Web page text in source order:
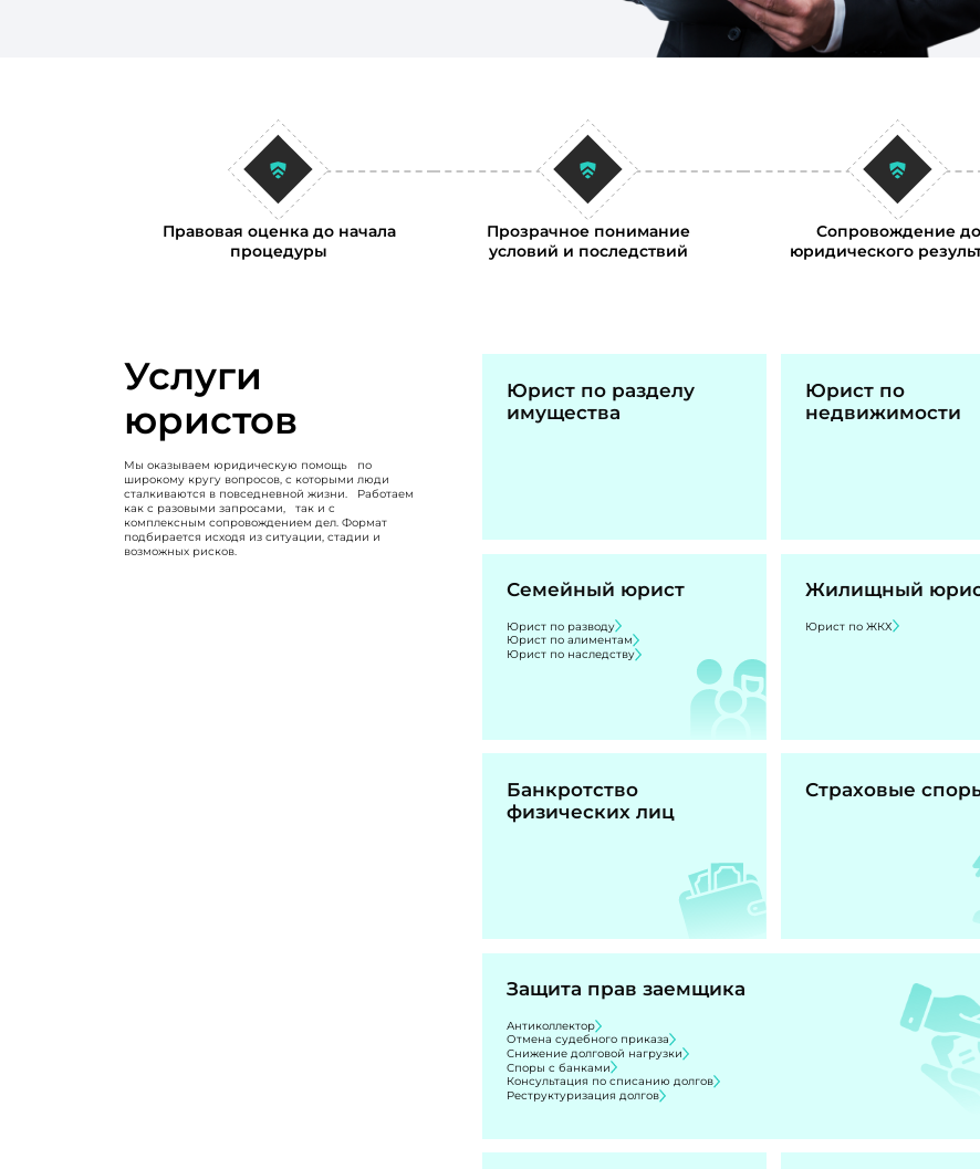
Правовая оценка до начала
процедуры
Прозрачное понимание
условий и последствий
Сопровождение до
юридического
Услуги
юристов
Мы оказываем юридическую помощь по
широкому кругу вопросов, с которыми люди
сталкиваются в повседневной жизни. Работаем
как с разовыми запросами, так и с
комплексным сопровождением дел. Формат
подбирается исходя из ситуации, стадии и
возможных рисков.
Юрист по разделу
имущества
Юрист по
недвижимости
Семейный юрист
Юрист по разводу
Юрист по алиментам
Юрист по наследству
Жилищный
Юрист по ЖКХ
Банкротство
физических лиц
Страховые
Защита прав заемщика
Антиколлектор
Отмена судебного приказа
Снижение долговой нагрузки
Споры с банками
Консультация по списанию долгов
Реструктуризация долгов